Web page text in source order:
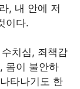
, 내 안에 저
이다.
치심, 죄책감
몸이 불안하
타나기도 한